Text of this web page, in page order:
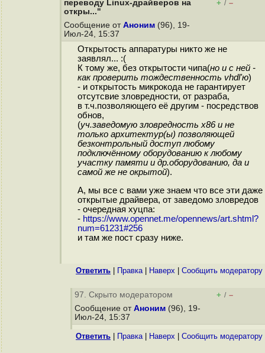
переводу Linux-драйверов на
откры..."
+ / –
Сообщение от Аноним (96), 19-
Июл-24, 15:37
Открытость аппаратуры никто же не
заявлял... :(
К тому же, без открытости чипа(но и с ней -
как проверить тождественность vhdl'ю)
- и открытость микрокода не гарантирует
отсутсвие зловредности, от разраба,
в т.ч.позволяющего её другим - посредствов
обнов,
(уч.заведомую зловредность x86 и не
только архитектур(ы) позволяющей
безконтрольный доступ любому
подключённому оборудованию к любому
участку памяти и др.оборудованию, да и
самой же не окрытой).
А, мы все с вами уже знаем что все эти даже
открытые драйвера, от заведомо зловредов
- очередная хуцпа:
- https://www.opennet.me/opennews/art.shtml?
num=61231#256
и там же пост сразу ниже.
Ответить Правка| Наверх Cообщить модератору
97. Скрыто модератором + / –
Сообщение от Аноним (96), 19-
Июл-24, 15:37
Ответить Правка| Наверх Cообщить модератору